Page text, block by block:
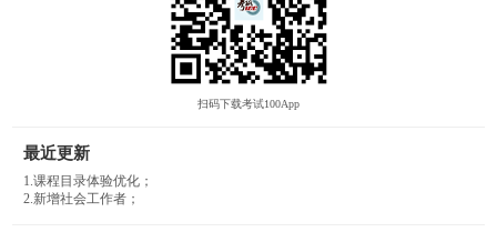
扫码下载考试100App
最近更新
1.课程目录体验优化；
2.新增社会工作者；